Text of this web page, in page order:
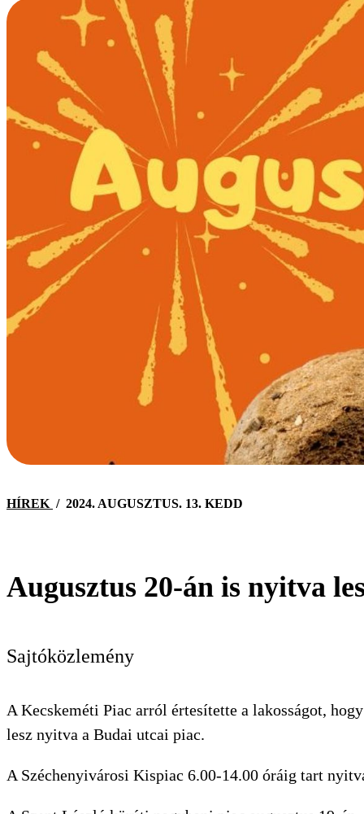
KERESÉS
HÍREK / 2024. AUGUSZTUS. 13. KEDD
Augusztus 20-án is nyitva
Sajtóközlemény
A Kecskeméti Piac arról értesítette a lakosságot,
lesz nyitva a Budai utcai piac.
A Széchenyivárosi Kispiac 6.00-14.00 óráig tart